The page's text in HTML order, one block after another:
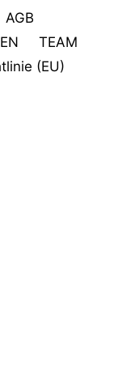
AGB
TEAM
(EU)